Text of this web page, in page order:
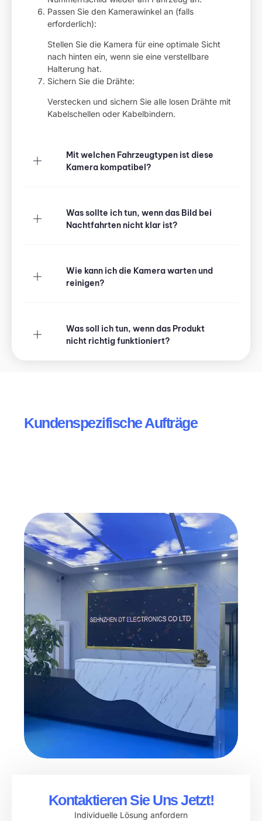
Passen Sie den Kamerawinkel an (falls
erforderlich):
Stellen Sie die Kamera für eine optimale Sicht
nach hinten ein, wenn sie eine verstellbare
Halterung hat.
Sichern Sie die Drähte:
Verstecken und sichern Sie alle losen Drähte mit
Kabelschellen oder Kabelbindern.
Mit welchen Fahrzeugtypen ist diese
Kamera kompatibel?
Was sollte ich tun, wenn das Bild bei
Nachtfahrten nicht klar ist?
Wie kann ich die Kamera warten und
reinigen?
Was soll ich tun, wenn das Produkt
nicht richtig funktioniert?
Kundenspezifische Aufträge
Kontaktieren Sie Uns Jetzt!
Individuelle Lösung anfordern